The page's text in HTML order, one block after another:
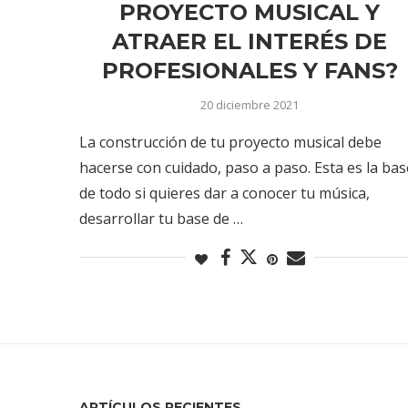
PROYECTO MUSICAL Y
ATRAER EL INTERÉS DE
PROFESIONALES Y FANS?
20 diciembre 2021
La construcción de tu proyecto musical debe
hacerse con cuidado, paso a paso. Esta es la
de todo si quieres dar a conocer tu música,
desarrollar tu base de …